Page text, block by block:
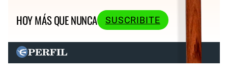
HOY MÁS QUE NUNCA
SUSCRIBITE